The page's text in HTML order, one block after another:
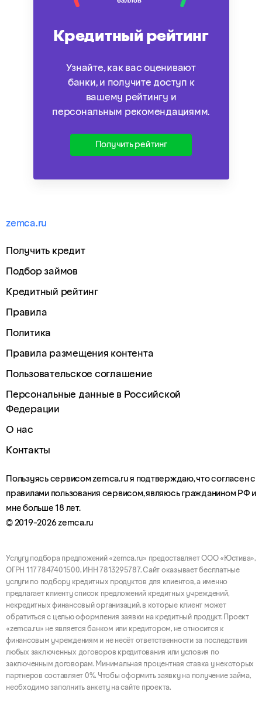
Кредитный рейтинг
Узнайте, как вас оценивают
банки, и получите доступ к
вашему рейтингу и
персональным рекомендациямм.
Получить рейтинг
zemca.ru
Получить кредит
Подбор займов
Кредитный рейтинг
Правила
Политика
Правила размещения контента
Пользовательское соглашение
Персональные данные в Российской
Федерации
О нас
Контакты
Пользуясь сервисом zemca.ru я подтверждаю, что согласен с
правилами пользования сервисом, являюсь гражданином РФ и
мне больше 18 лет.
© 2019-2026 zemca.ru
Услугу подбора предложений «zemca.ru» предоставляет ООО «Юстива»,
ОГРН 1177847401500, ИНН 7813295787. Сайт оказывает бесплатные
услуги по подбору кредитных продуктов для клиентов, а именно
предлагает клиенту список предложений кредитных учреждений,
некредитных финансовый организаций, в которые клиент может
обратиться с целью оформления заявки на кредитный продукт. Проект
«zemca.ru» не является банком или кредитором, не относится к
финансовым учреждениям и не несёт ответственности за последствия
любых заключенных договоров кредитования или условия по
заключенным договорам. Минимальная процентная ставка у некоторых
партнеров составляет 0%. Чтобы оформить заявку на получение займа,
необходимо заполнить анкету на сайте проекта.